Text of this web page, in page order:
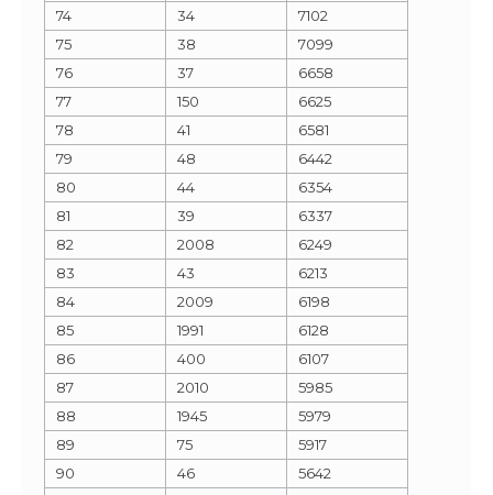
74
34
7102
75
38
7099
76
37
6658
77
150
6625
78
41
6581
79
48
6442
80
44
6354
81
39
6337
82
2008
6249
83
43
6213
84
2009
6198
85
1991
6128
86
400
6107
87
2010
5985
88
1945
5979
89
75
5917
90
46
5642